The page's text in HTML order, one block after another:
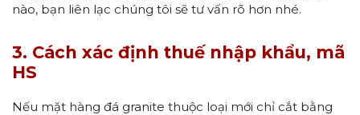
nào, bạn liên lạc chúng tôi sẽ tư vấn rõ hơn nhé.
3. Cách xác định thuế nhập khẩu, mã
HS
Nếu mặt hàng đá granite thuộc loại mới chỉ cắt bằng